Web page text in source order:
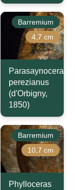
Barremium
4,7 cm
Parasaynoceras
perezianus
(d'Orbigny,
1850)
Barremium
10,7 cm
Phylloceras